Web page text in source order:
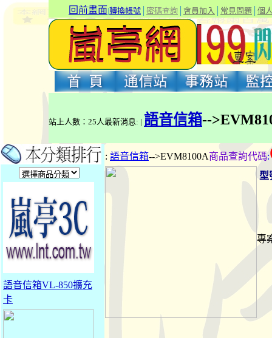
回前畫面|轉換帳號 密碼查詢 會員加入 常見問題 個
站上人數：25人最新消息: | 語音信箱--
語音信箱VL-850擴充
卡
: 語音信箱-->EVM8100A商品查詢代碼:
型
專